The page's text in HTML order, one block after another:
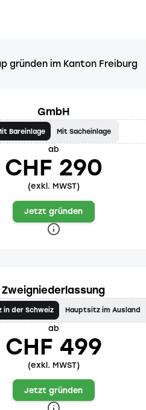
gründen im Kanton Freiburg
GmbH
Bareinlage Mit Sacheinlage
ab
CHF 290
(exkl. MWST)
Jetzt gründen
Zweigniederlassung
in der Schweiz Hauptsitz im Ausland
ab
CHF 499
(exkl. MWST)
Jetzt gründen